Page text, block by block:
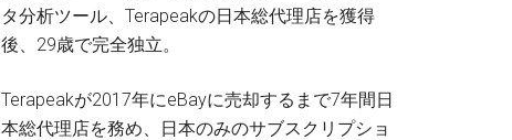
タ分析ツール、Terapeakの日本総代理店を獲得
後、29歳で完全独立。
Terapeakが2017年にeBayに売却するまで7年間日
本総代理店を務め、日本のみのサブスクリプショ